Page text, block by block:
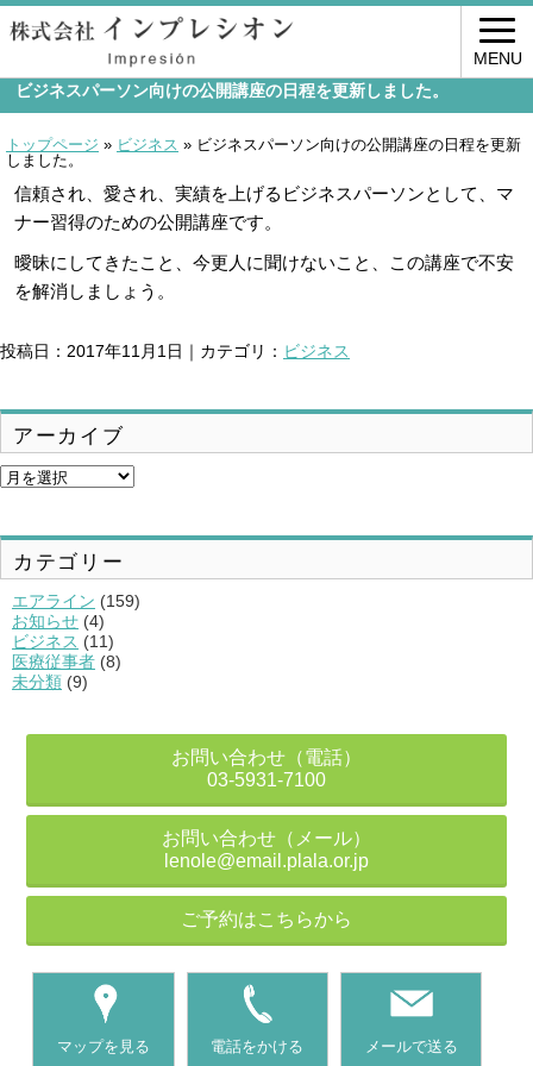
MENU
ビジネスパーソン向けの公開講座の日程を更新しました。
トップページ » ビジネス » ビジネスパーソン向けの公開講座の日程を更新
しました。
信頼され、愛され、実績を上げるビジネスパーソンとして、マ
ナー習得のための公開講座です。
曖昧にしてきたこと、今更人に聞けないこと、この講座で不安
を解消しましょう。
投稿日：2017年11月1日｜カテゴリ： ビジネス
アーカイブ
ア
ー
イ
カテゴリー
エアライン (159)
お知らせ (4)
ビジネス (11)
医療従事者 (8)
未分類 (9)
お問い合わせ（電話）
03-5931-7100
お問い合わせ（メール）
lenole@email.plala.or.jp
ご予約はこちらから
マップを見る 電話をかける メールで送る